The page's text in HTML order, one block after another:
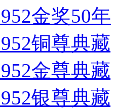
金奖50年
铜尊典藏
金尊典藏
银尊典藏